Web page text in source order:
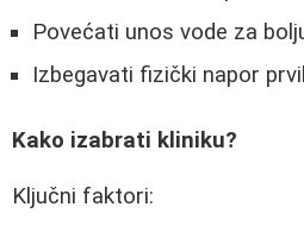
Povećati unos vode za
Izbegavati fizički napor
Kako izabrati kliniku?
Ključni faktori: